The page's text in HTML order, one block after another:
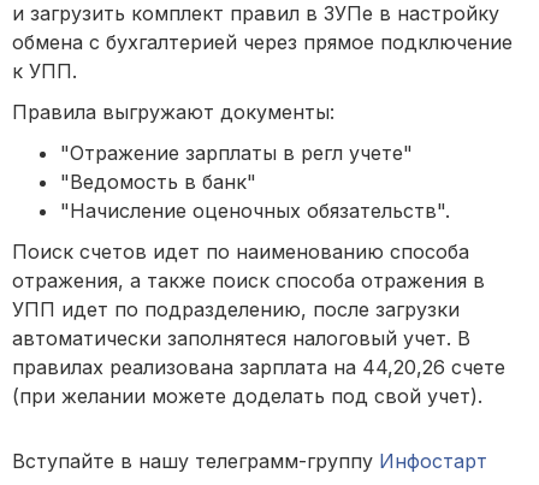
и загрузить комплект правил в ЗУПе в настройку
обмена с бухгалтерией через прямое подключение
к УПП.
Правила выгружают документы:
"Отражение зарплаты в регл учете"
"Ведомость в банк"
"Начисление оценочных обязательств".
Поиск счетов идет по наименованию способа
отражения, а также поиск способа отражения в
УПП идет по подразделению, после загрузки
автоматически заполнятеся налоговый учет. В
правилах реализована зарплата на 44,20,26 счете
(при желании можете доделать под свой учет).
Вступайте в нашу телеграмм-группу Инфостарт